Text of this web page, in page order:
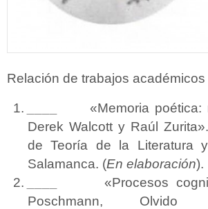
Relación de trabajos académicos
«Memoria poética:
Derek Walcott y Raúl Zurita».
de Teoría de la Literatura
Salamanca. (En elaboración).
«Procesos
Poschmann,